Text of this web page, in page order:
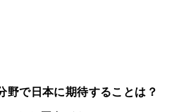
で日本に期待することは？